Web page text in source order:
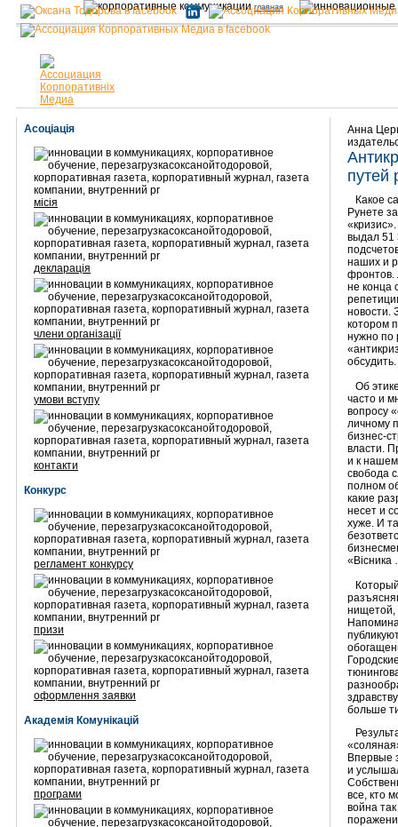
главная
Асоціація
місія
декларація
члени організації
умови вступу
контакти
Конкурс
регламент конкурсу
призи
оформлення заявки
Академія Комунікацій
програми
Анна
путей
Какое
Рунете
выдал 51
наших и
фронтов.
не конца
новости.
котором
нужно по
обсудить.
Об
часто и
вопросу
личному
бизнес-
власти.
и к
свобода
полном
какие
несет и
хуже. И
нищетой,
больше
Впервые
и
все, кто
война